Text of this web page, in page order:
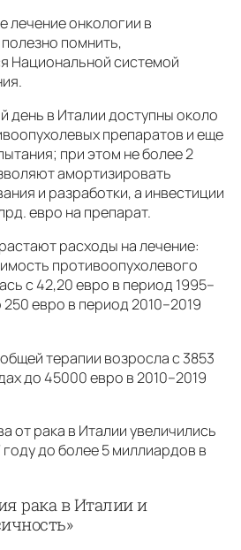
онкологии в
помнить,
Национальной системой
день в Италии доступны около
препаратов и еще
при этом не более 2
амортизировать
и разработки, а инвестиции
евро на препарат.
расходы на лечение:
противоопухолевого
с 42,20 евро в период 1995–
евро в период 2010–2019
терапии возросла с 3853
до 45000 евро в 2010–2019
от рака в Италии увеличились
до более 5 миллиардов в
рака в Италии и